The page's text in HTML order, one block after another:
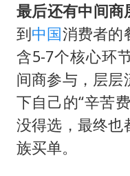
最后还有中间商
到中国消费者的
含5-7个核心环
间商参与，层层
下自己的“辛苦
没得选，最终也
族买单。